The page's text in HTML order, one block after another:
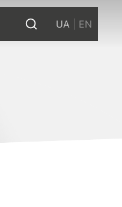
UA| EN